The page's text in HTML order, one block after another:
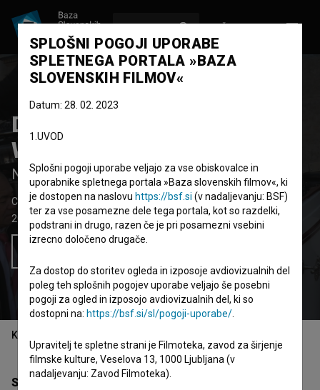
Das schönste Land der
Welt
Najlepša dežela na svetu
Celovečerni dokumentarni film
102'
2018
Avstrija Slovenija
Kazalo
Sinopsis
SPLOŠNI POGOJI UPORABE
SPLETNEGA PORTALA »BAZA
SLOVENSKIH FILMOV«
Datum: 28. 02. 2023
1.UVOD
Splošni pogoji uporabe veljajo za vse obiskovalce in
uporabnike spletnega portala »Baza slovenskih filmov«, ki
je dostopen na naslovu https://bsf.si (v nadaljevanju: BSF)
ter za vse posamezne dele tega portala, kot so razdelki,
podstrani in drugo, razen če je pri posamezni vsebini
izrecno določeno drugače.
Za dostop do storitev ogleda in izposoje avdiovizualnih del
poleg teh splošnih pogojev uporabe veljajo še posebni
pogoji za ogled in izposojo avdiovizualnih del, ki so
dostopni na: https://bsf.si/sl/pogoji-uporabe/
Upravitelj te spletne strani je Filmoteka, zavod za širjenje
filmske kulture, Veselova 13, 1000 Ljubljana (v
nadaljevanju: Zavod Filmoteka).